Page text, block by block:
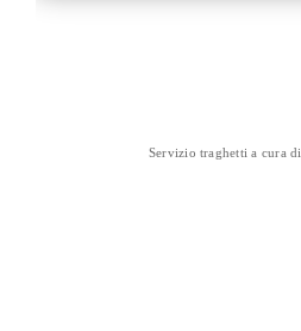
Servizio traghetti a cura di